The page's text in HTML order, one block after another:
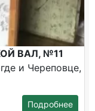
ВАЛ, №11
и Череповце,
Подробнее